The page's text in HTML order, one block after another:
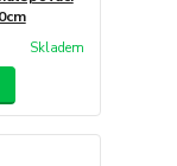
Skladem